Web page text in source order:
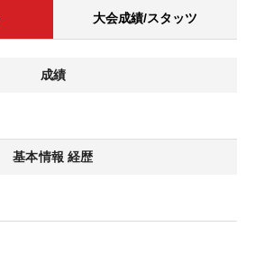
大会成績/スタッツ
成績
基本情報 経歴